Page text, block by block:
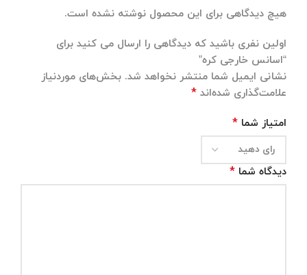
هیچ دیدگاهی برای این محصول نوشته نشده است.
اولین نفری باشید که دیدگاهی را ارسال می کنید برای
“اسانس خارجی کره”
نشانی ایمیل شما منتشر نخواهد شد. بخش‌های موردنیاز
علامت‌گذاری شده‌اند *
امتیاز شما *
دیدگاه شما *